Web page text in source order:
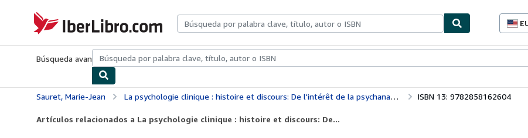
IberLibro.com
Búsqueda avanzadaColecciones Libros antiguosArte y coleccionismo
Sauret, Marie-Jean La psychologie clinique : histoire et discours: De l'intérêt de la psychanalyse ISBN 13: 9782858162604
Artículos relacionados a La psychologie clinique : histoire et discours: De...